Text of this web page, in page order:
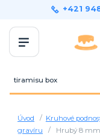
+421
Úvod Kruhové
gravíru
Hrubý 8